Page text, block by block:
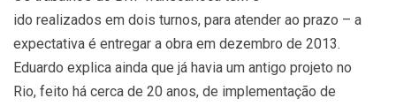
ido realizados em dois turnos, para atender ao prazo – a
expectativa é entregar a obra em dezembro de 2013.
Eduardo explica ainda que já havia um antigo projeto no
Rio, feito há cerca de 20 anos, de implementação de